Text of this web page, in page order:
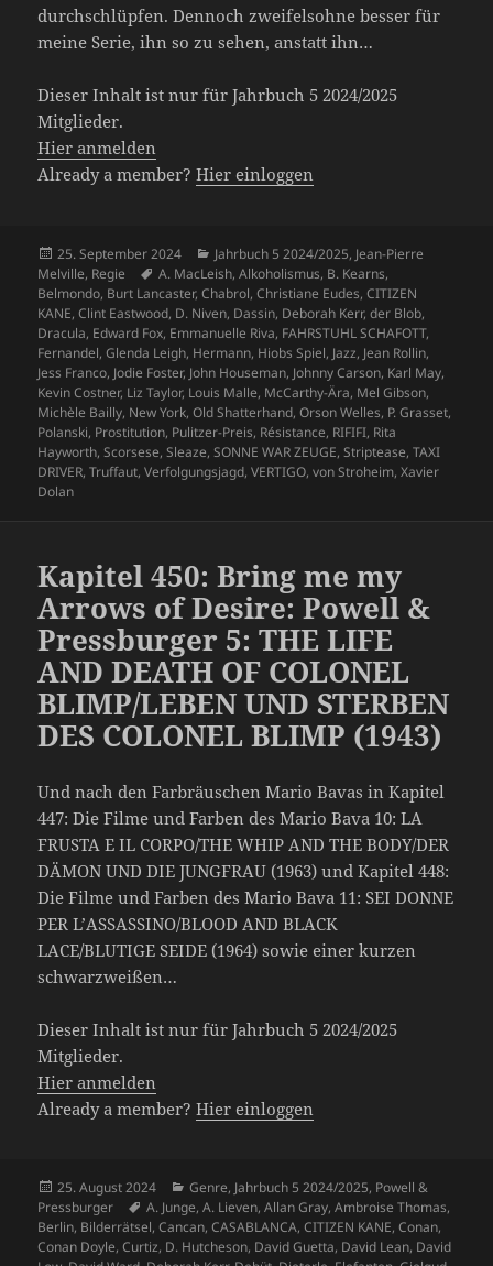
durchschlüpfen. Dennoch zweifelsohne besser für
meine Serie, ihn so zu sehen, anstatt ihn…
Dieser Inhalt ist nur für Jahrbuch 5 2024/2025
Mitglieder.
Hier anmelden
Already a member?Hier einloggen
Veröffentlicht
am
25. September 2024 Kategorien
Jahrbuch 5 2024/2025, Jean-Pierre
Melville, Regie Schlagwörter
A. MacLeish,Alkoholismus, B. Kearns,
Belmondo, Burt Lancaster,Chabrol,Christiane Eudes,CITIZEN
KANE,Clint Eastwood, D. Niven, Dassin, Deborah Kerr,der Blob,
Dracula, Edward Fox, Emmanuelle Riva, FAHRSTUHL SCHAFOTT,
Fernandel,Glenda Leigh, Hermann, Hiobs Spiel, Jazz, Jean Rollin,
Jess Franco, Jodie Foster, John Houseman, Johnny Carson, Karl May,
Kevin Costner, Liz Taylor, Louis Malle, McCarthy-Ära, Mel Gibson,
Michèle Bailly, New York,Old Shatterhand,Orson Welles, P. Grasset,
Polanski, Prostitution, Pulitzer-Preis, Résistance, RIFIFI, Rita
Hayworth,Scorsese,Sleaze,SONNE WAR ZEUGE,Striptease,TAXI
DRIVER,Truffaut,Verfolgungsjagd,VERTIGO,von Stroheim,Xavier
Dolan
Kapitel 450: Bring me my
Arrows of Desire: Powell &
Pressburger 5: THE LIFE
AND DEATH OF COLONEL
BLIMP/LEBEN UND STERBEN
DES COLONEL BLIMP (1943)
Und nach den Farbräuschen Mario Bavas in Kapitel
447: Die Filme und Farben des Mario Bava 10: LA
FRUSTA E IL CORPO/THE WHIP AND THE BODY/DER
DÄMON UND DIE JUNGFRAU (1963) und Kapitel 448:
Die Filme und Farben des Mario Bava 11: SEI DONNE
PER L’ASSASSINO/BLOOD AND BLACK
LACE/BLUTIGE SEIDE (1964) sowie einer kurzen
schwarzweißen…
Dieser Inhalt ist nur für Jahrbuch 5 2024/2025
Mitglieder.
Hier anmelden
Already a member?Hier einloggen
Veröffentlicht
am
25. August 2024 Kategorien
Genre, Jahrbuch 5 2024/2025, Powell &
Pressburger
Schlagwörter
A. Junge,A. Lieven,Allan Gray,Ambroise Thomas,
Berlin, Bilderrätsel,Cancan,CASABLANCA,CITIZEN KANE,Conan,
Conan Doyle,Curtiz, D. Hutcheson, David Guetta, David Lean, David